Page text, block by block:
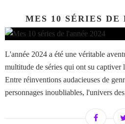
MES 10 SÉRIES DE
L'année 2024 a été une véritable
multitude de séries qui ont su captiver
Entre réinventions audacieuses de
personnages inoubliables, l'univers